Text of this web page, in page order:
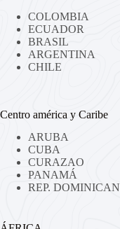
COLOMBIA
ECUADOR
BRASIL
ARGENTINA
CHILE
Centro américa y Caribe
ARUBA
CUBA
CURAZAO
PANAMÁ
REP.